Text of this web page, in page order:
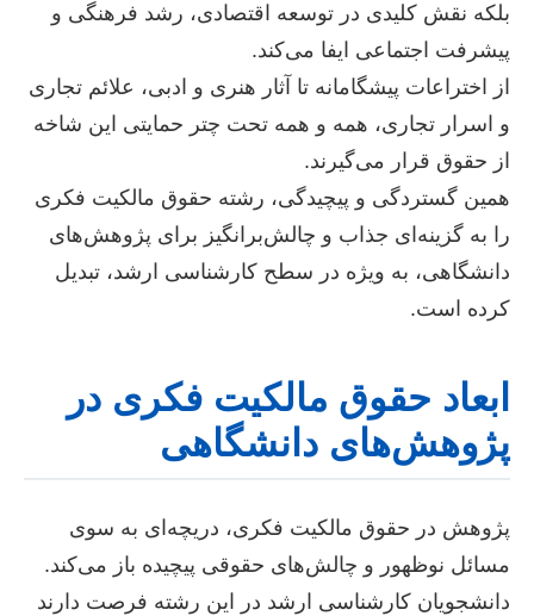
بلکه نقش کلیدی در توسعه اقتصادی، رشد فرهنگی و
پیشرفت اجتماعی ایفا می‌کند.
از اختراعات پیشگامانه تا آثار هنری و ادبی، علائم تجاری
و اسرار تجاری، همه و همه تحت چتر حمایتی این شاخه
از حقوق قرار می‌گیرند.
همین گستردگی و پیچیدگی، رشته حقوق مالکیت فکری
را به گزینه‌ای جذاب و چالش‌برانگیز برای پژوهش‌های
دانشگاهی، به ویژه در سطح کارشناسی ارشد، تبدیل
کرده است.
ابعاد حقوق مالکیت فکری در
پژوهش‌های دانشگاهی
پژوهش در حقوق مالکیت فکری، دریچه‌ای به سوی
مسائل نوظهور و چالش‌های حقوقی پیچیده باز می‌کند.
دانشجویان کارشناسی ارشد در این رشته فرصت دارند